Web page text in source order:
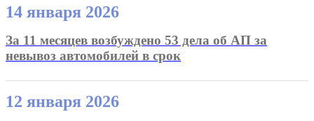
14 января 2026
За 11 месяцев возбуждено 53 дела об АП за
невывоз автомобилей в срок
12 января 2026